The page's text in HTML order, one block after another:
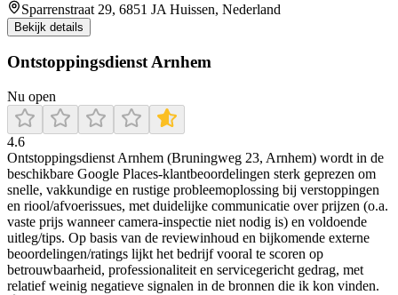
Sparrenstraat 29, 6851 JA Huissen, Nederland
Bekijk details
Ontstoppingsdienst Arnhem
Nu open
4.6
Ontstoppingsdienst Arnhem (Bruningweg 23, Arnhem) wordt in de
beschikbare Google Places-klantbeoordelingen sterk geprezen om
snelle, vakkundige en rustige probleemoplossing bij verstoppingen
en riool/afvoerissues, met duidelijke communicatie over prijzen (o.a.
vaste prijs wanneer camera-inspectie niet nodig is) en voldoende
uitleg/tips. Op basis van de reviewinhoud en bijkomende externe
beoordelingen/ratings lijkt het bedrijf vooral te scoren op
betrouwbaarheid, professionaliteit en servicegericht gedrag, met
relatief weinig negatieve signalen in de bronnen die ik kon vinden.